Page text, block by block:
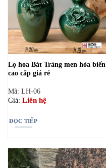
Lọ hoa Bát Tràng men hỏa biến
cao cấp giá rẻ
Mã: LH-06
Giá: Liên hệ
ĐỌC TIẾP